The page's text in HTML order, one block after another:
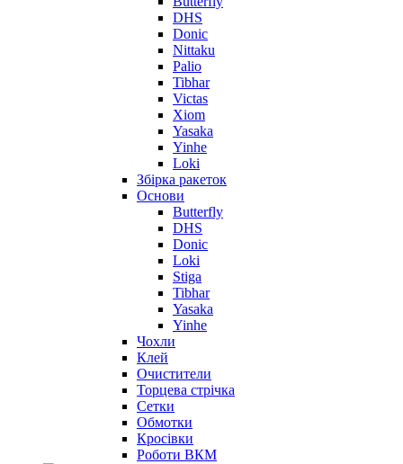
DHS
Donic
Nittaku
Palio
Tibhar
Victas
Xiom
Yasaka
Yinhe
Loki
Збірка ракеток
Основи
Butterfly
DHS
Donic
Loki
Stiga
Tibhar
Yasaka
Yinhe
Чохли
Клей
Очистители
Торцева стрічка
Сетки
Обмотки
Кросівки
Роботи ВКМ